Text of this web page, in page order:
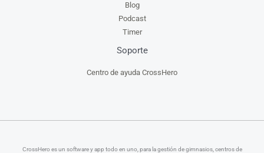
Blog
Podcast
Timer
Soporte
Centro de ayuda CrossHero
CrossHero es un software y app todo en uno, para la gestión de gimnasios, centros de